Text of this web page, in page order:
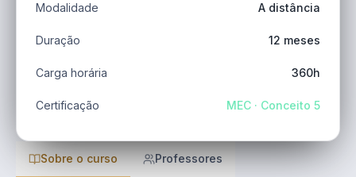
Sobre o curso Professores
Modalidade A distância
Duração 12 meses
Carga horária 360h
Certificação MEC · Conceito 5